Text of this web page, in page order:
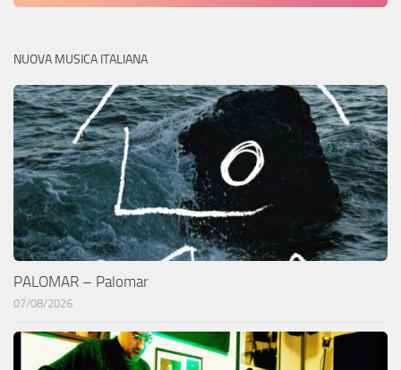
NUOVA MUSICA ITALIANA
PALOMAR – Palomar
07/08/2026